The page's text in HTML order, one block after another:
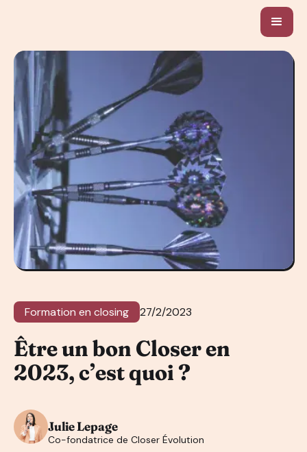
Formation en closing 27/2/2023
Être un bon Closer en
2023, c’est quoi ?
Julie Lepage
Co-fondatrice de Closer Évolution